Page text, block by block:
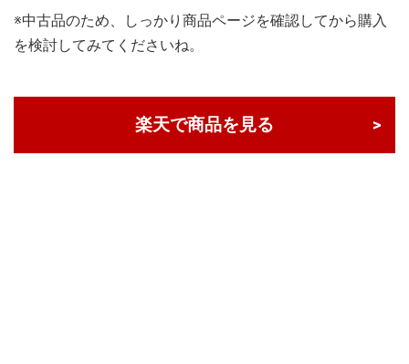
※中古品のため、しっかり商品ページを確認してから購入
を検討してみてくださいね。
楽天で商品を見る